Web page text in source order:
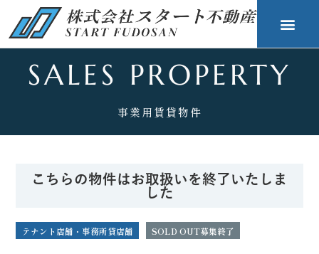
SALES PROPERTY
事業用賃貸物件
こちらの物件はお取扱いを終了いたしま
した
テナント 店舗・事務所貸店舗 SOLD OUT募集終了